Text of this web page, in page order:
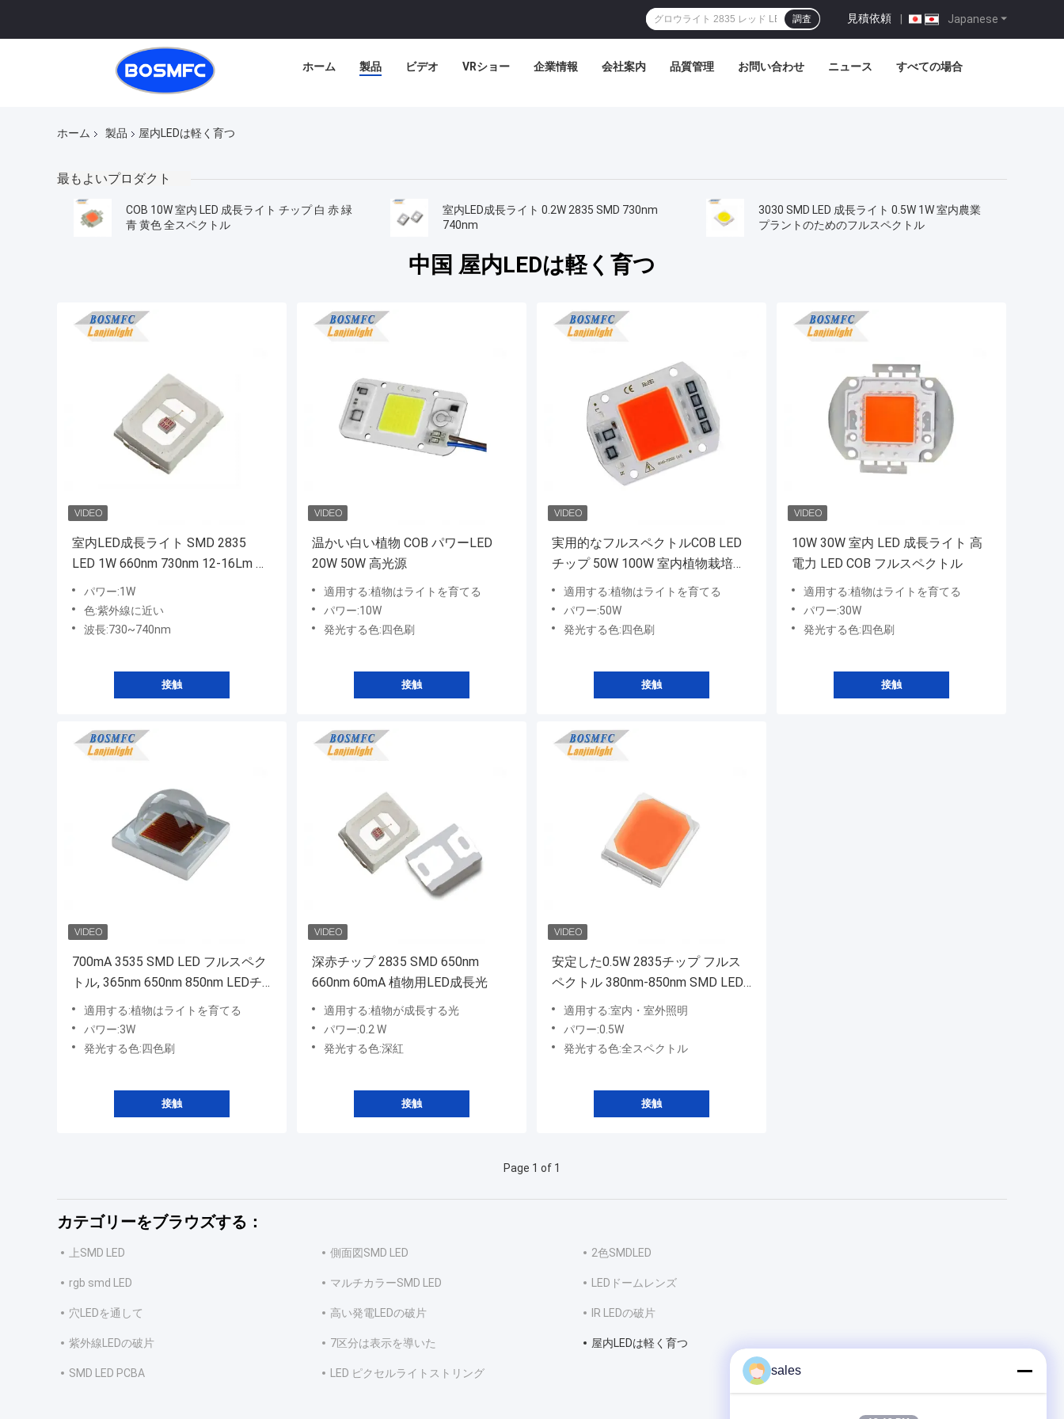
Japanese
見積依頼 |
調査
ホーム 製品 ビデオ VRショー 企業情報 会社案内 品質管理 お問い合わせ ニュース すべての場合
ホーム 製品 屋内LEDは軽く育つ
最もよいプロダクト
COB 10W 室内 LED 成長ライト チップ 白 赤 緑
青 黄色 全スペクトル
室内LED成長ライト 0.2W 2835 SMD 730nm
740nm
3030 SMD LED 成長ライト 0.5W 1W 室内農業
プラントのためのフルスペクトル
中国 屋内LEDは軽く育つ
室内LED成長ライト SMD 2835
LED 1W 660nm 730nm 12-16Lm 植
物用
パワー:1W
色:紫外線に近い
波長:730~740nm
接触
温かい白い植物 COB パワーLED
20W 50W 高光源
適用する:植物はライトを育てる
パワー:10W
発光する色:四色刷
接触
実用的なフルスペクトルCOB LED
チップ 50W 100W 室内植物栽培ラ
ンプ
適用する:植物はライトを育てる
パワー:50W
発光する色:四色刷
接触
10W 30W 室内 LED 成長ライト 高
電力 LED COB フルスペクトル
適用する:植物はライトを育てる
パワー:30W
発光する色:四色刷
接触
700mA 3535 SMD LED フルスペク
トル, 365nm 650nm 850nm LEDチ
ップタイプ
適用する:植物はライトを育てる
パワー:3W
発光する色:四色刷
接触
深赤チップ 2835 SMD 650nm
660nm 60mA 植物用LED成長光
適用する:植物が成長する光
パワー:0.2 W
発光する色:深紅
接触
安定した0.5W 2835チップ フルス
ペクトル 380nm-850nm SMD LED
成長ライト
適用する:室内・室外照明
パワー:0.5W
発光する色:全スペクトル
接触
Page 1 of 1
カテゴリーをブラウズする：
上SMD LED 側面図SMD LED 2色SMDLED
rgb smd LED マルチカラーSMD LED LEDドームレンズ
穴LEDを通して 高い発電LEDの破片 IR LEDの破片
紫外線LEDの破片 7区分は表示を導いた 屋内LEDは軽く育つ
SMD LED PCBA LED ピクセルライトストリング sales